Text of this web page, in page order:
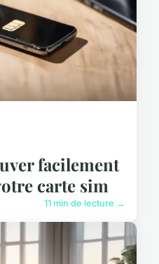
facilement
carte sim
11 min de lecture →